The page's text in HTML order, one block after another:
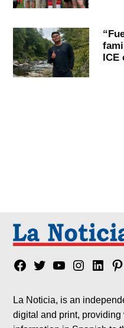
ICE
Facebook
TwitterYouTubeInstagram
Linkedin
La Noticia, is an
digital and print,